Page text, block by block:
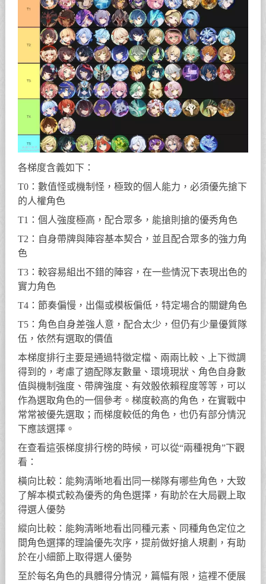
各梯度含義如下：
T0：數值怪或機制怪，極致的個人能力，必須優先搶下
的人權角色
T1：個人強度極高，配合眾多，能搶則搶的優秀角色
T2：自身帶牌與陣容基本契合，並且配合眾多的強力角
色
T3：較容易組出不錯的陣容，在一些情況下表現出色的
實力角色
T4：節奏偏慢，出傷或模板偏低，特定場合的關鍵角色
T5：角色自身差強人意，配合太少，但仍有少量優質隊
伍，依然有選取的價值
本梯度排行主要是通過特徵定檔、兩兩比較、上下微調
得到的，考慮了適配隊友數量、環境現狀、角色自身數
值與機制強度、帶牌強度、有效骰依賴程度等等，可以
作為選取角色的一個參考。梯度較高的角色，在實戰中
常常被優先選取；而梯度較低的角色，也仍有部分情況
下應該選擇。
在查看這張梯度排行榜的時候，可以從“兩種視角”下觀
看：
橫向比較：能夠清晰地看出同一梯隊有哪些角色，大致
了解本模式較為優秀的角色選擇，有助於在大局觀上取
得選人優勢
縱向比較：能夠清晰地看出同種元素、同種角色定位之
間角色選擇的理論優先次序，提前做好搶人規劃，有助
於在小細節上取得選人優勢
至於每名角色的具體得分情況，篇幅有限，這裡不便展